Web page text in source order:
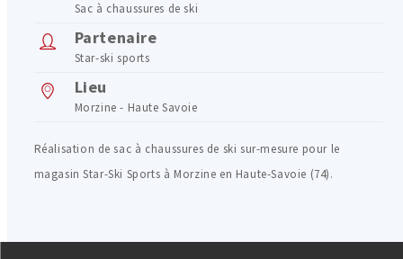
Sac à chaussures de ski
Partenaire
Star-ski sports
Lieu
Morzine - Haute Savoie
Réalisation de sac à chaussures de ski sur-mesure pour le
magasin Star-Ski Sports à Morzine en Haute-Savoie (74).